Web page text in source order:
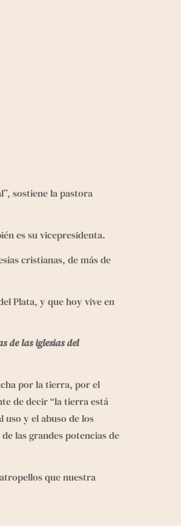
sostiene la pastora
es su vicepresidenta.
cristianas, de más de
Plata, y que hoy vive en
de las iglesias del
por la tierra, por el
de decir “la tierra está
uso y el abuso de los
las grandes potencias de
que nuestra